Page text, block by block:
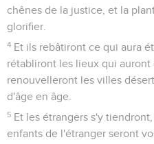
chênes de la justice, et la
glorifier.
4 Et ils rebâtiront ce qui aura
rétabliront les lieux qui
renouvelleront les villes
d'âge en âge.
5 Et les étrangers s'y
enfants de l'étranger seront